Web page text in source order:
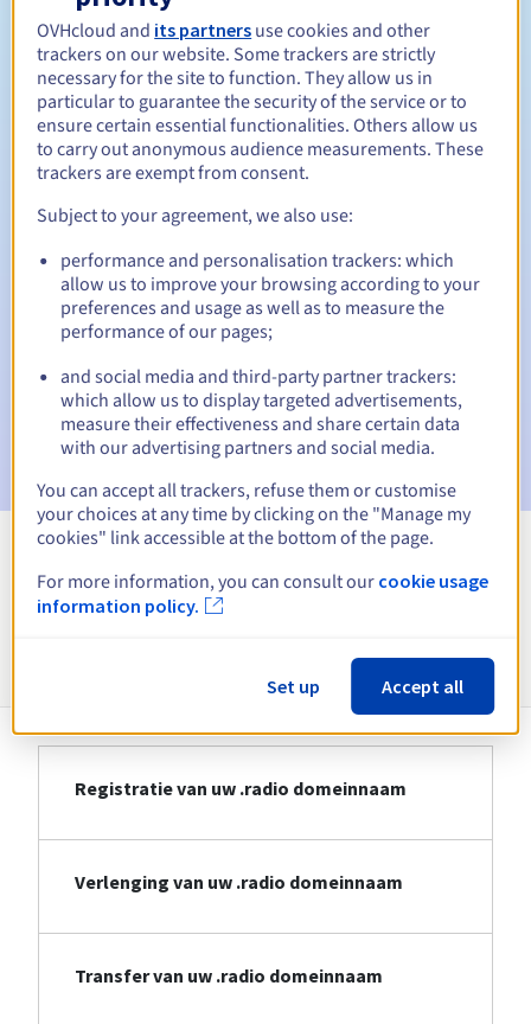
Verlengingsperiode Tussen 1 en 10 jaar
Inlosperiode 30 dagen
Waarschuwings-e-mails:60, 30, 15, 7 en 3 dagen vóór de
vervaldatum
E-mail op de vervaldatumom de schorsing van de
domeinnaam te melden
E-mail na de Redemption Grace Periodom de
verwijdering van de domeinnaam te melden
Bekijk alle extensies
Registratie van uw .radio domeinnaam
Verlenging van uw .radio domeinnaam
Transfer van uw .radio domeinnaam
OVHcloud and its partners use cookies and other
trackers on our website. Some trackers are strictly
necessary for the site to function. They allow us in
particular to guarantee the security of the service or to
ensure certain essential functionalities. Others allow us
to carry out anonymous audience measurements. These
trackers are exempt from consent.
Subject to your agreement, we also use:
performance and personalisation trackers: which
allow us to improve your browsing according to your
preferences and usage as well as to measure the
performance of our pages;
and social media and third-party partner trackers:
which allow us to display targeted advertisements,
measure their effectiveness and share certain data
with our advertising partners and social media.
You can accept all trackers, refuse them or customise
your choices at any time by clicking on the "Manage my
cookies" link accessible at the bottom of the page.
For more information, you can consult our cookie usage
information policy.
Set up Accept all